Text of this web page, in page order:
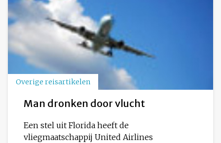
Overige reisartikelen
Man dronken door vlucht
Een stel uit Florida heeft de
vliegmaatschappij United Airlines